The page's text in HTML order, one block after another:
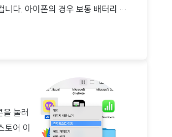
다. 아이폰의 경우 보통 배터리 성
눌러
토어 이